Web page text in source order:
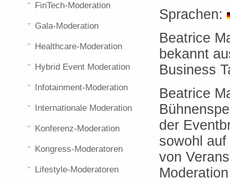
Sprachen:
Beatrice
bekannt
Business
Beatrice
der
sowohl
von
FinTech-Moderation
Gala-Moderation
Healthcare-Moderation
Hybrid Event Moderation
Infotainment-Moderation
Internationale Moderation
Konferenz-Moderation
Kongress-Moderatoren
Lifestyle-Moderatoren